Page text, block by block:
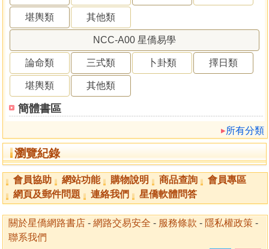
堪輿類 其他類
NCC-A00 星僑易學
論命類 三式類 卜卦類 擇日類
堪輿類 其他類
簡體書區
所有分類
瀏覽紀錄
會員協助 網站功能 購物說明 商品查詢
會員專區
網頁及郵件問題
連絡我們 星僑軟體問答
關於星僑網路書店 - 網路交易安全 - 服務條款 - 隱私權政策 -
聯系我們